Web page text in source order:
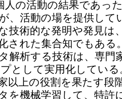
人の活動の結果であっ
、活動の場を提供して
技術的な発明や発見は
された集合知でもある
解析する技術は、専門
として実用化してい
以上の役割を果たす段
を機械学習して、特許